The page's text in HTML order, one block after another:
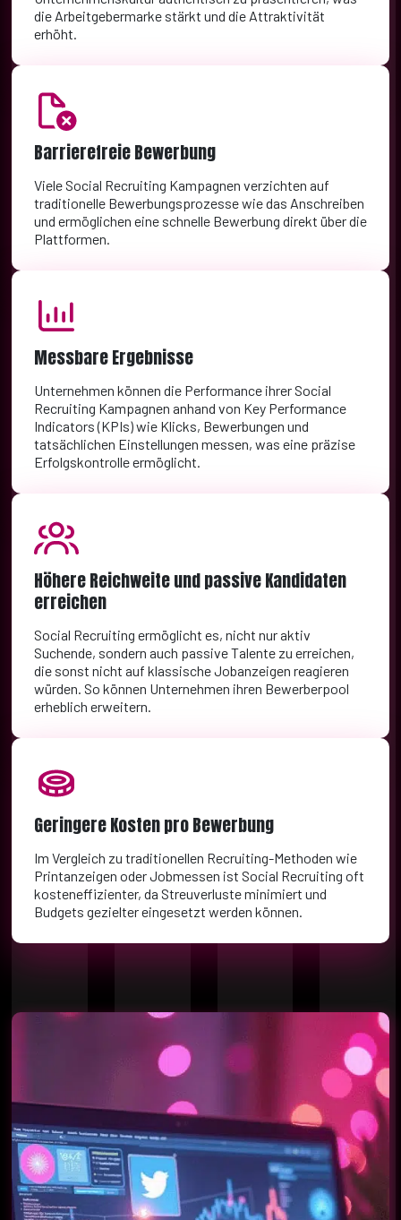
die Arbeitgebermarke stärkt und die Attraktivität
erhöht.
Barrierefreie Bewerbung
Viele Social Recruiting Kampagnen verzichten auf
traditionelle Bewerbungsprozesse wie das Anschreiben
und ermöglichen eine schnelle Bewerbung direkt über die
Plattformen.
Messbare Ergebnisse
Unternehmen können die Performance ihrer Social
Recruiting Kampagnen anhand von Key Performance
Indicators (KPIs) wie Klicks, Bewerbungen und
tatsächlichen Einstellungen messen, was eine präzise
Erfolgskontrolle ermöglicht.
Höhere Reichweite und passive Kandidaten
erreichen
Social Recruiting ermöglicht es, nicht nur aktiv
Suchende, sondern auch passive Talente zu erreichen,
die sonst nicht auf klassische Jobanzeigen reagieren
würden. So können Unternehmen ihren Bewerberpool
erheblich erweitern.
Geringere Kosten pro Bewerbung
Im Vergleich zu traditionellen Recruiting-Methoden wie
Printanzeigen oder Jobmessen ist Social Recruiting oft
kosteneffizienter, da Streuverluste minimiert und
Budgets gezielter eingesetzt werden können.